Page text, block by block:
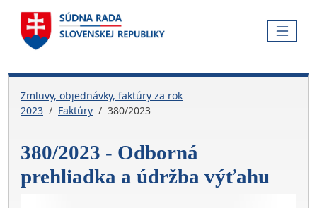
Skočiť na hlavnú navigáciu
Skočiť na obsah
Skočiť na bočnú lištu
Skočiť na pätičku
MENU
Zmluvy, objednávky, faktúry za rok
2023
Faktúry 380/2023
380/2023 - Odborná
prehliadka a údržba výťahu